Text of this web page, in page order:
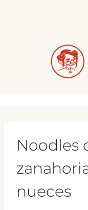
Noodles
nueces